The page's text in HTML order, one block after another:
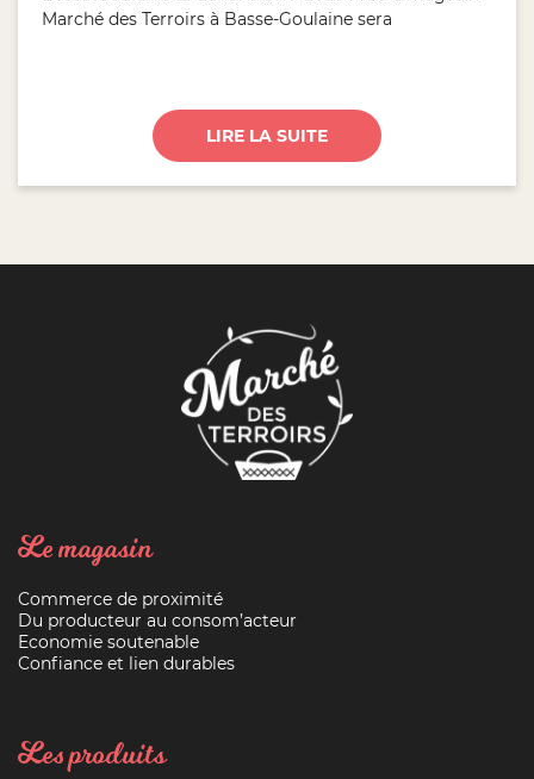
Marché des Terroirs à Basse-Goulaine sera
LIRE LA SUITE
Le magasin
Commerce de proximité
Du producteur au consom’acteur
Economie soutenable
Confiance et lien durables
Les produits